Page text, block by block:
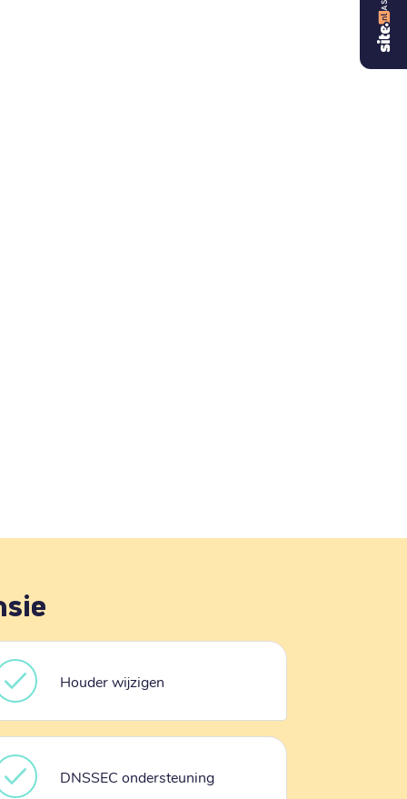
Houder wijzigen
DNSSEC ondersteuning